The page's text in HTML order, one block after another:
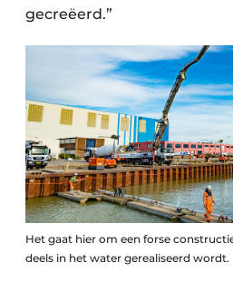
gecreëerd.”
Het gaat hier om een forse
deels in het water gerealiseerd wordt.